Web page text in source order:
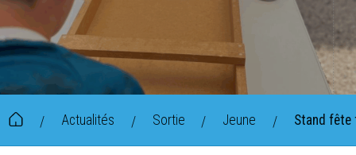
/ Actualités / Sortie / Jeune / Stand fête